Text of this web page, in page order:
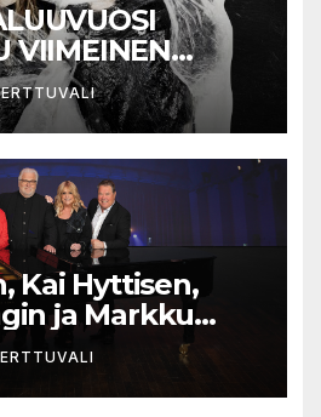
VIIMEINEN
-
Kai Hyttisen,
ja Markku
lisää
kysynnän